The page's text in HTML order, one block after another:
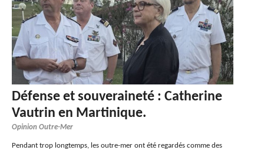
Défense et souveraineté : Catherine
Vautrin en Martinique.
Opinion Outre-Mer
Pendant trop longtemps, les outre-mer ont été regardés comme des